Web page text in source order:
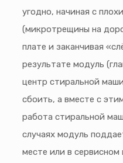
угодно, начиная с
(микротрещины на
плате и заканчивая
результате модуль
центр стиральной
сбоить, а вместе с
работа стиральной
случаях модуль
месте или в сервисном